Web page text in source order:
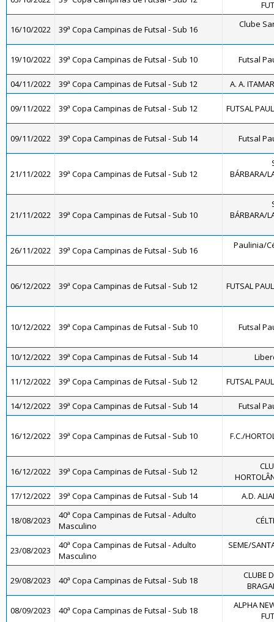
16/10/2022 39ª Copa Campinas de Futsal - Sub 16 Clube
19/10/2022 39ª Copa Campinas de Futsal - Sub 10 Futsal
04/11/2022 39ª Copa Campinas de Futsal - Sub 12 A. A.
09/11/2022 39ª Copa Campinas de Futsal - Sub 12 FUTSAL
09/11/2022 39ª Copa Campinas de Futsal - Sub 14 Futsal
21/11/2022 39ª Copa Campinas de Futsal - Sub 12
BÁRBARA/
21/11/2022 39ª Copa Campinas de Futsal - Sub 10
BÁRBARA/
26/11/2022 39ª Copa Campinas de Futsal - Sub 16 Paulinia/
06/12/2022 39ª Copa Campinas de Futsal - Sub 12 FUTSAL
10/12/2022 39ª Copa Campinas de Futsal - Sub 10 Futsal
10/12/2022 39ª Copa Campinas de Futsal - Sub 14
11/12/2022 39ª Copa Campinas de Futsal - Sub 12 FUTSAL
14/12/2022 39ª Copa Campinas de Futsal - Sub 14 Futsal
16/12/2022 39ª Copa Campinas de Futsal - Sub 10 F.C./
16/12/2022 39ª Copa Campinas de Futsal - Sub 12
17/12/2022
39ª Copa Campinas de Futsal - Sub 14 A.D.
18/08/2023
40ª Copa Campinas de Futsal - Adulto
Masculino
23/08/2023
40ª Copa Campinas de Futsal - Adulto
Masculino
SEME/
29/08/2023 40ª Copa Campinas de Futsal - Sub 18
CLUBE
08/09/2023 40ª Copa Campinas de Futsal - Sub 18
ALPHA